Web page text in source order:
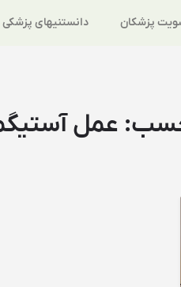
پزشکان دانستنیهای پزشکی
عمل